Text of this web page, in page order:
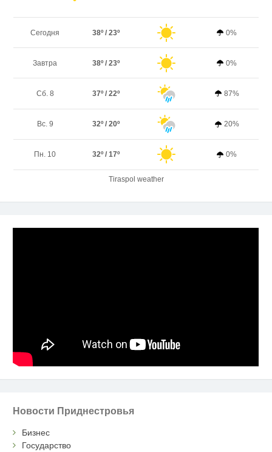
Сегодня 38º / 23º 0%
Завтра 38º / 23º 0%
Сб. 8 37º / 22º 87%
Вс. 9 32º / 20º 20%
Пн. 10 32º / 17º 0%
Tiraspol weather
Новости Приднестровья
Бизнес
Государство